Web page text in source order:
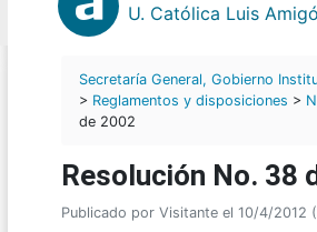
U. Católica Luis Amigó
Secretaría General, Gobierno
> Reglamentos y disposiciones >
de 2002
Resolución No. 38
Publicado por Visitante el 10/4/2012